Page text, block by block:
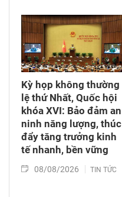
Kỳ họp không thường
lệ thứ Nhất, Quốc hội
khóa XVI: Bảo đảm an
ninh năng lượng, thúc
đẩy tăng trưởng kinh
tế nhanh, bền vững
08/08/2026 TIN TỨC